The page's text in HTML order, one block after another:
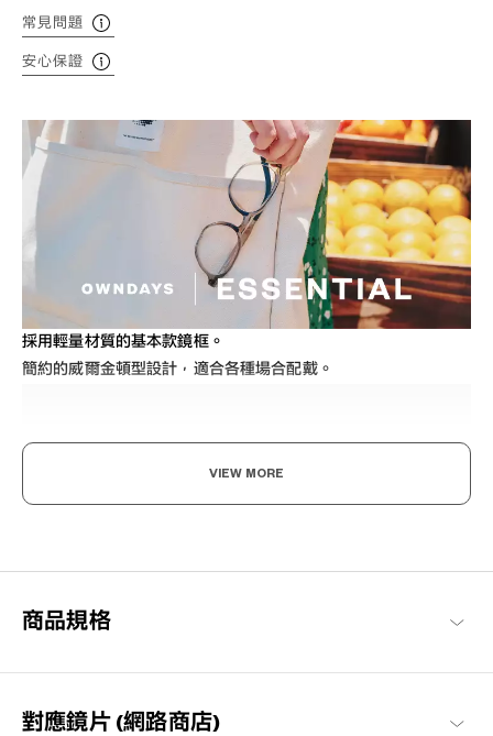
常見問題
安心保證
採用輕量材質的基本款鏡框。
簡約的威爾金頓型設計，適合各種場合配戴。
本簡約的設計，也注重耐用性與材質的OWNDAYS代表系列。
VIEW MORE
商品規格
對應鏡片 (網路商店)